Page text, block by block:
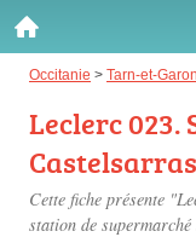
Occitanie > Tarn-et-
Leclerc 023.
Cette fiche présente
station de supermarché
Gazole :
SP 98 :
Disponible